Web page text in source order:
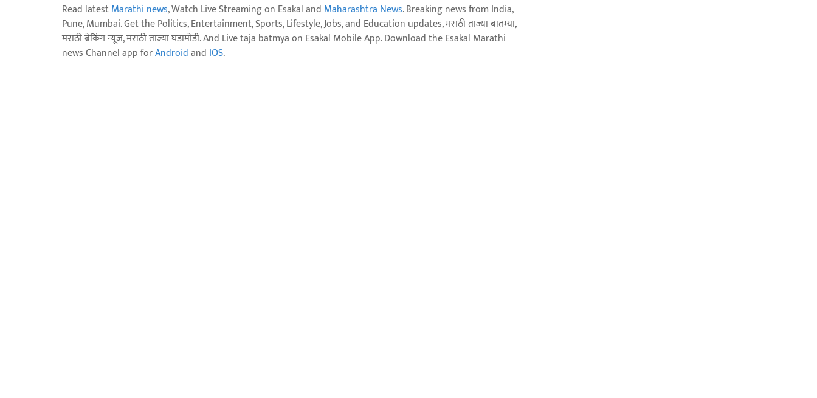
Read latestMarathi news, Watch Live Streaming on Esakal and Maharashtra News. Breaking news from India,
Pune, Mumbai. Get the Politics, Entertainment, Sports, Lifestyle, Jobs, and Education updates, मराठी ताज्या बातम्या,
मराठी ब्रेकिंग न्यूज, मराठी ताज्या घडामोडी. And Live taja batmya on Esakal Mobile App. Download the Esakal Marathi
news Channel app forAndroidand IOS.